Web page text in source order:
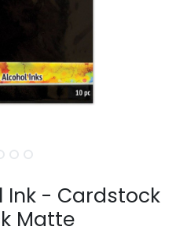
Ink - Cardstock
Matte